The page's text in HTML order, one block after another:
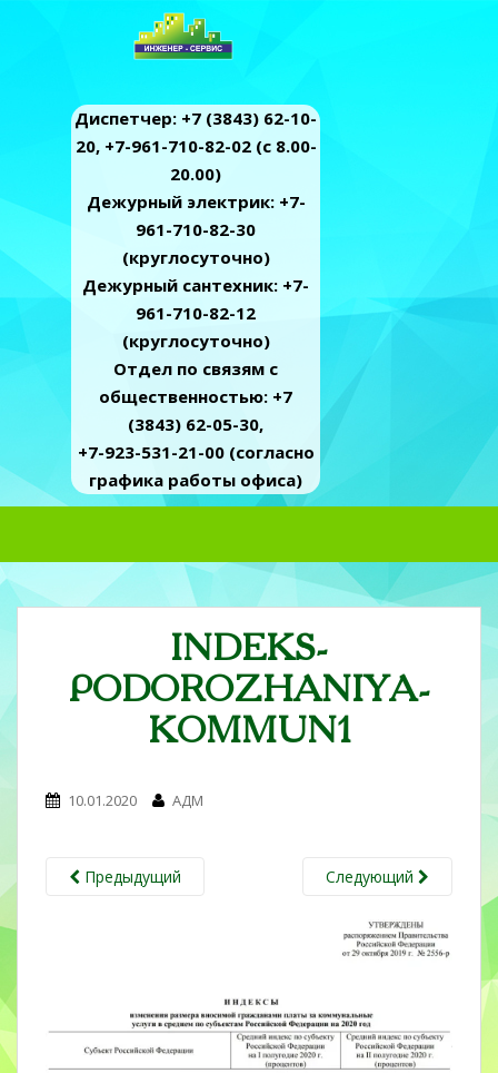
Диспетчер: +7 (3843) 62-10-
20, +7-961-710-82-02 (c 8.00-
20.00)
Дежурный электрик: +7-
961-710-82-30
(круглосуточно)
Дежурный сантехник: +7-
961-710-82-12
(круглосуточно)
Отдел по связям с
общественностью: +7
(3843) 62-05-30,
+7-923-531-21-00 (согласно
графика работы офиса)
i
n
t
INDEKS-
PODOROZHANIYA-
KOMMUN1
10.01.2020 АДМ
Предыдущий Следующий